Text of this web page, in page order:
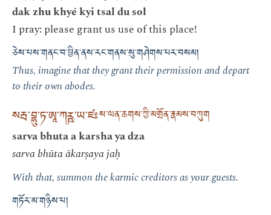
dak zhu khyé kyi tsal du sol
I pray: please grant us use of this place!
ཅེས་པས་གནང་བ་བྱིན་ནས་རང་གནས་སུ་གཤེགས་པར་བསམ།
Thus, imagine that they grant their permission and depart
to their own abodes.
སརྦ་བྷུ་ཏ་ཨཱ་ཀཪྵ་ཡ་ཛཿས་ལན་ཆགས་ཀྱི་མགྲོན་རྣམས་བཀུག
sarva bhuta a karsha ya dza
sarva bhūta ākarṣaya jaḥ
With that, summon the karmic creditors as your guests.
གཏོར་མ་གཉིས་པ།